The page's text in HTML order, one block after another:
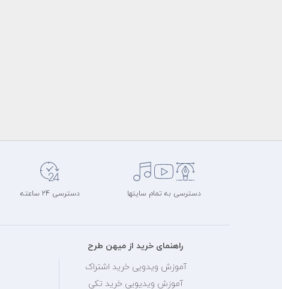
دسترسی به تمام سایتها دسترسی 24 ساعته
راهنمای خرید از میهن طرح
آموزش ویدویی خرید اشتراک
آموزش ویدیویی خرید تکی